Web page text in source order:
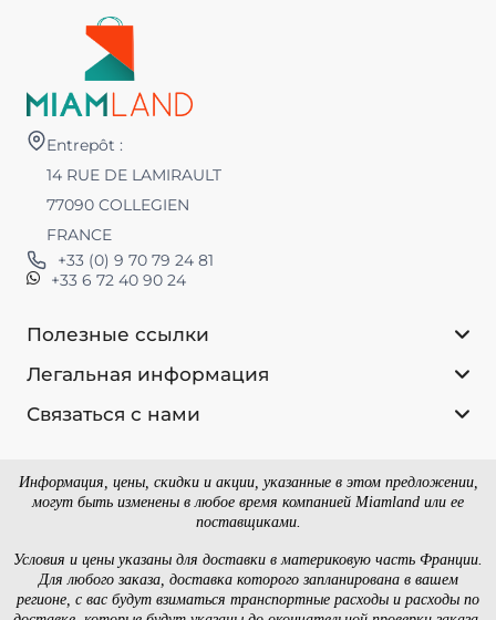
Entrepôt :
14 RUE DE LAMIRAULT
77090 COLLEGIEN
FRANCE
+33 (0) 9 70 79 24 81
+33 6 72 40 90 24
Полезные ссылки
Легальная информация
Связаться с нами
Информация, цены, скидки и акции, указанные в этом предложении,
могут быть изменены в любое время компанией Miamland или ее
поставщиками.
Условия и цены указаны для доставки в материковую часть Франции.
Для любого заказа, доставка которого запланирована в вашем
регионе, с вас будут взиматься транспортные расходы и расходы по